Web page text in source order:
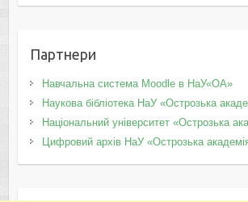
Партнери
Навчальна система Moodle в НаУ«ОА»
Наукова бібліотека НаУ «Острозька
Національний університет «Острозька
Цифровий архів НаУ «Острозька